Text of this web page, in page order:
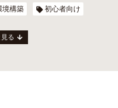
境構築 初心者向け
見る